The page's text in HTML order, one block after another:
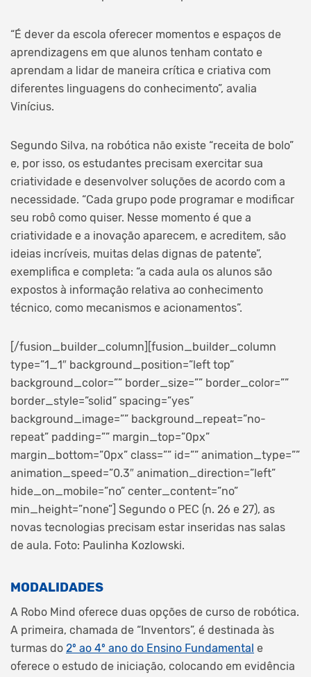
“É dever da escola oferecer momentos e espaços de
aprendizagens em que alunos tenham contato e
aprendam a lidar de maneira crítica e criativa com
diferentes linguagens do conhecimento”, avalia
Vinícius.
Segundo Silva, na robótica não existe “receita de bolo”
e, por isso, os estudantes precisam exercitar sua
criatividade e desenvolver soluções de acordo com a
necessidade. “Cada grupo pode programar e modificar
seu robô como quiser. Nesse momento é que a
criatividade e a inovação aparecem, e acreditem, são
ideias incríveis, muitas delas dignas de patente”,
exemplifica e completa: “a cada aula os alunos são
expostos à informação relativa ao conhecimento
técnico, como mecanismos e acionamentos”.
[/fusion_builder_column][fusion_builder_column
type=”1_1″ background_position=”left top”
background_color=”” border_size=”” border_color=””
border_style=”solid” spacing=”yes”
background_image=”” background_repeat=”no-
repeat” padding=”” margin_top=”0px”
margin_bottom=”0px” class=”” id=”” animation_type=””
animation_speed=”0.3″ animation_direction=”left”
hide_on_mobile=”no” center_content=”no”
min_height=”none”] Segundo o PEC (n. 26 e 27), as
novas tecnologias precisam estar inseridas nas salas
de aula. Foto: Paulinha Kozlowski.
MODALIDADES
A Robo Mind oferece duas opções de curso de robótica.
A primeira, chamada de “Inventors”, é destinada às
turmas do 2º ao 4º ano do Ensino Fundamental e
oferece o estudo de iniciação, colocando em evidência